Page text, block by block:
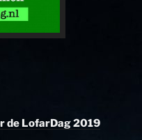
de LofarDag 2019